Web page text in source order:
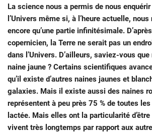
La science nous a permis de nous
l’Univers même si, à l’heure actuelle, nous
encore qu’une partie infinitésimale.
copernicien, la Terre ne serait pas un
dans l’Univers. D’ailleurs, saviez-vous
naine jaune ? Certains scientifiques
qu’il existe d’autres naines jaunes et
galaxies. Mais il existe aussi des naines
représentent à peu près 75 % de toutes
lactée. Mais elles ont la particularité
vivent très longtemps par rapport aux